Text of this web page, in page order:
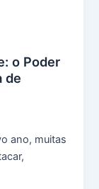
o Poder
de
ano, muitas